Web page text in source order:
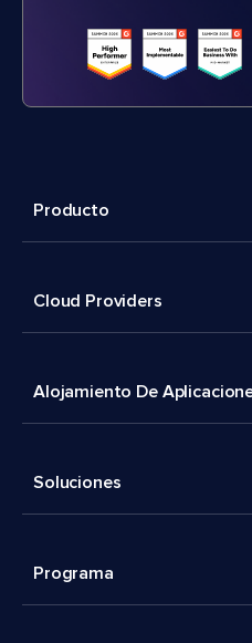
Producto
Cloud Providers
Alojamiento De
Soluciones
Programa